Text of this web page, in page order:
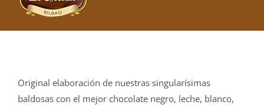
Original elaboración de nuestras singularísimas
baldosas con el mejor chocolate negro, leche, blanco,